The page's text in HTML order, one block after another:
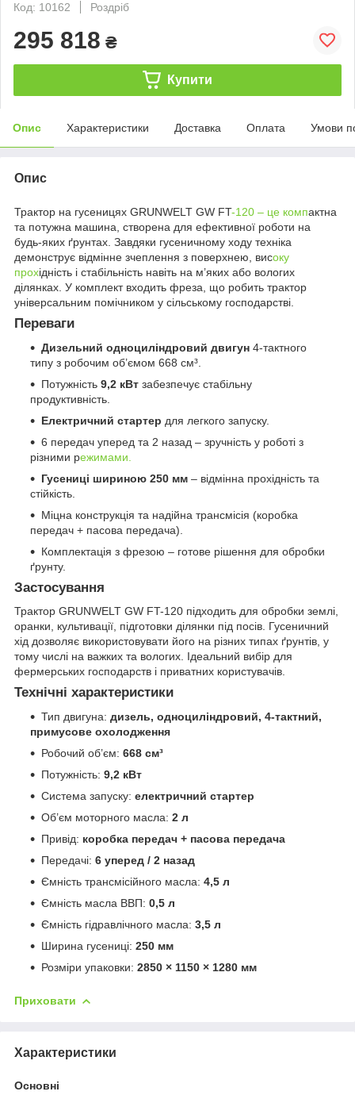
Код: 10162
Роздріб
295 818 ₴
Купити
Опис Характеристики Доставка Оплата Умови
Опис
Трактор на гусеницях GRUNWELT GW FT-120 – це компактна
та потужна машина, створена для ефективної роботи на
будь-яких ґрунтах. Завдяки гусеничному ходу техніка
демонструє відмінне зчеплення з поверхнею, високу
прохідність і стабільність навіть на м’яких або вологих
ділянках. У комплект входить фреза, що робить трактор
універсальним помічником у сільському господарстві.
Переваги
Дизельний одноциліндровий двигун 4-тактного
типу з робочим об’ємом 668 см³.
Потужність 9,2 кВт забезпечує стабільну
продуктивність.
Електричний стартер для легкого запуску.
6 передач уперед та 2 назад – зручність у роботі з
різними режимами.
Гусениці шириною 250 мм – відмінна прохідність та
стійкість.
Міцна конструкція та надійна трансмісія (коробка
передач + пасова передача).
Комплектація з фрезою – готове рішення для обробки
ґрунту.
Застосування
Трактор GRUNWELT GW FT-120 підходить для обробки землі,
оранки, культивації, підготовки ділянки під посів. Гусеничний
хід дозволяє використовувати його на різних типах ґрунтів, у
тому числі на важких та вологих. Ідеальний вибір для
фермерських господарств і приватних користувачів.
Технічні характеристики
Тип двигуна: дизель, одноциліндровий, 4-тактний,
примусове охолодження
Робочий об’єм: 668 см³
Потужність: 9,2 кВт
Система запуску: електричний стартер
Об’єм моторного масла: 2 л
Привід: коробка передач + пасова передача
Передачі: 6 уперед / 2 назад
Ємність трансмісійного масла: 4,5 л
Ємність масла ВВП: 0,5 л
Ємність гідравлічного масла: 3,5 л
Ширина гусениці: 250 мм
Розміри упаковки: 2850 × 1150 × 1280 мм
Приховати
Характеристики
Основні